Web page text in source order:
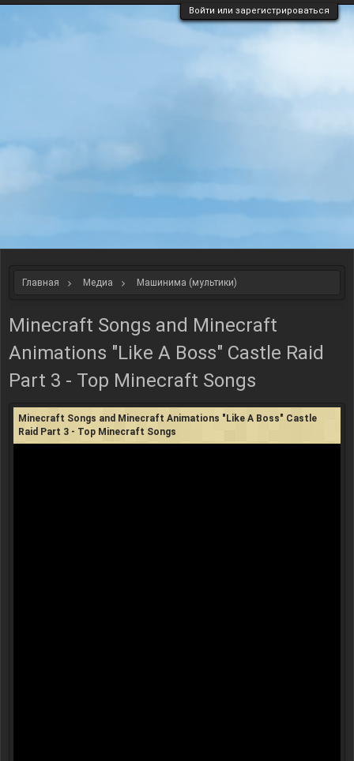
Войти или зарегистрироваться
Главная Медиа Машинима (мультики)
Minecraft Songs and Minecraft
Animations "Like A Boss" Castle Raid
Part 3 - Top Minecraft Songs
Minecraft Songs and Minecraft Animations "Like A Boss" Castle
Raid Part 3 - Top Minecraft Songs